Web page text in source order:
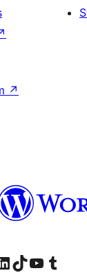
↗
Facebook
compte Instagram
notre compte LinkedIn
Visiter notre compte TokTok
Visiter notre chaîne YouTube
Visiter notre compte